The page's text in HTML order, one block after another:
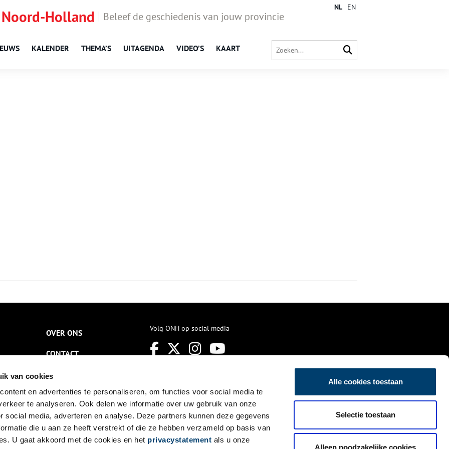
van cookies
en advertenties te personaliseren, om functies voor social media te
te analyseren. Ook delen we informatie over uw gebruik van onze
social media, adverteren en analyse. Deze partners kunnen deze gegevens
die u aan ze heeft verstrekt of die ze hebben verzameld op basis van
U gaat akkoord met de cookies en het privacystatement als u onze
Alle cookies toestaan
Selectie toestaan
Alleen noodzakelijke cookies
Holland Beleef de geschiedenis van jouw provincie
KALENDER THEMA’S UITAGENDA VIDEO’S KAART
NL EN
OVER ONS
CONTACT
NIEUWSBRIEF
DISCLAIMER
PRIVACY
TOEGANKELIJKHEID
Volg ONH op social media